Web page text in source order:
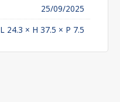
25/09/2025
L 24.3 × H 37.5 × P 7.5